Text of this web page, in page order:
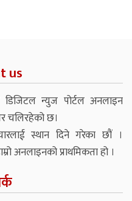
us
डिजिटल न्युज पोर्टल अनलाइन
चलिरहेको छ।
स्थान दिने गरेका छौं ।
अनलाइनको प्राथमिकता हो ।